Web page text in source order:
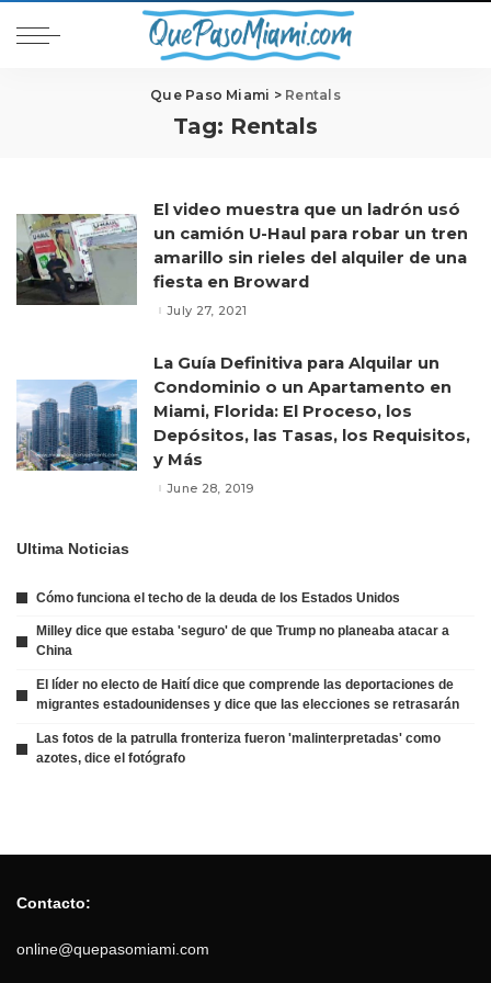
Que Paso Miami > Rentals
Tag: Rentals
El video muestra que un ladrón usó
un camión U-Haul para robar un tren
amarillo sin rieles del alquiler de una
fiesta en Broward
July 27, 2021
La Guía Definitiva para Alquilar un
Condominio o un Apartamento en
Miami, Florida: El Proceso, los
Depósitos, las Tasas, los Requisitos,
y Más
June 28, 2019
Ultima Noticias
Cómo funciona el techo de la deuda de los Estados Unidos
Milley dice que estaba 'seguro' de que Trump no planeaba atacar a
China
El líder no electo de Haití dice que comprende las deportaciones de
migrantes estadounidenses y dice que las elecciones se retrasarán
Las fotos de la patrulla fronteriza fueron 'malinterpretadas' como
azotes, dice el fotógrafo
Contacto:
online@quepasomiami.com